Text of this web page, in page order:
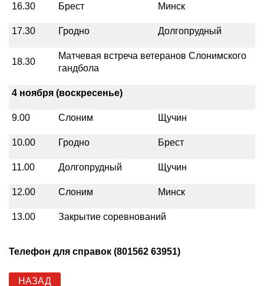
16.30 Брест Минск
17.30 Гродно Долгопрудный
18.30
Матчевая встреча ветеранов Слонимского
гандбола
4 ноября (воскресенье)
9.00 Слоним Щучин
10.00 Гродно Брест
11.00 Долгопрудный Щучин
12.00 Слоним Минск
13.00 Закрытие соревнований
Телефон для справок (801562 63951)
НАЗАД